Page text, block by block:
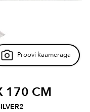
Proovi kaameraga
170 CM